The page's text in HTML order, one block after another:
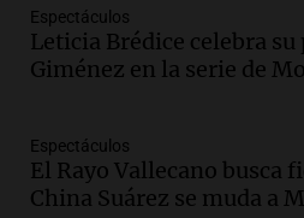
Audio.
Actualidad
Episodios
Audio.
Córdoba ganan más
privados, según un
Espectáculos
Leticia Brédice celebra su
Giménez en la serie de
Espectáculos
El Rayo Vallecano busca
China Suárez se muda a